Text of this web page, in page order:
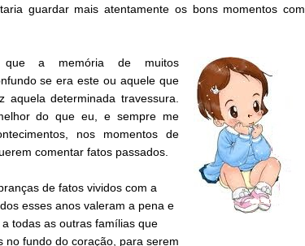
guardar mais atentamente os bons momentos com
que a memória de muitos
se era este ou aquele que
determinada travessura.
do que eu, e sempre me
nos momentos de
comentar fatos passados.
de fatos vividos com a
esses anos valeram a pena e
todas as outras famílias que
no fundo do coração, para serem